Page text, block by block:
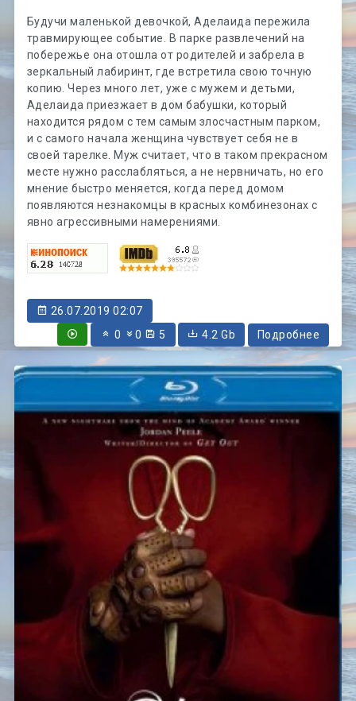
Будучи маленькой девочкой, Аделаида пережила
травмирующее событие. В парке развлечений на
побережье она отошла от родителей и забрела в
зеркальный лабиринт, где встретила свою точную
копию. Через много лет, уже с мужем и детьми,
Аделаида приезжает в дом бабушки, который
находится рядом с тем самым злосчастным парком,
и с самого начала женщина чувствует себя не в
своей тарелке. Муж считает, что в таком прекрасном
месте нужно расслабляться, а не нервничать, но его
мнение быстро меняется, когда перед домом
появляются незнакомцы в красных комбинезонах с
явно агрессивными намерениями.
26.07.2019 02:07
0
0 5 4.2 Gb Подробнее